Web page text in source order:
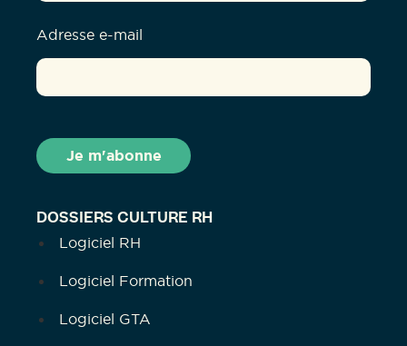
DOSSIERS CULTURE RH
Logiciel RH
Logiciel Formation
Logiciel GTA
Adresse e-mail